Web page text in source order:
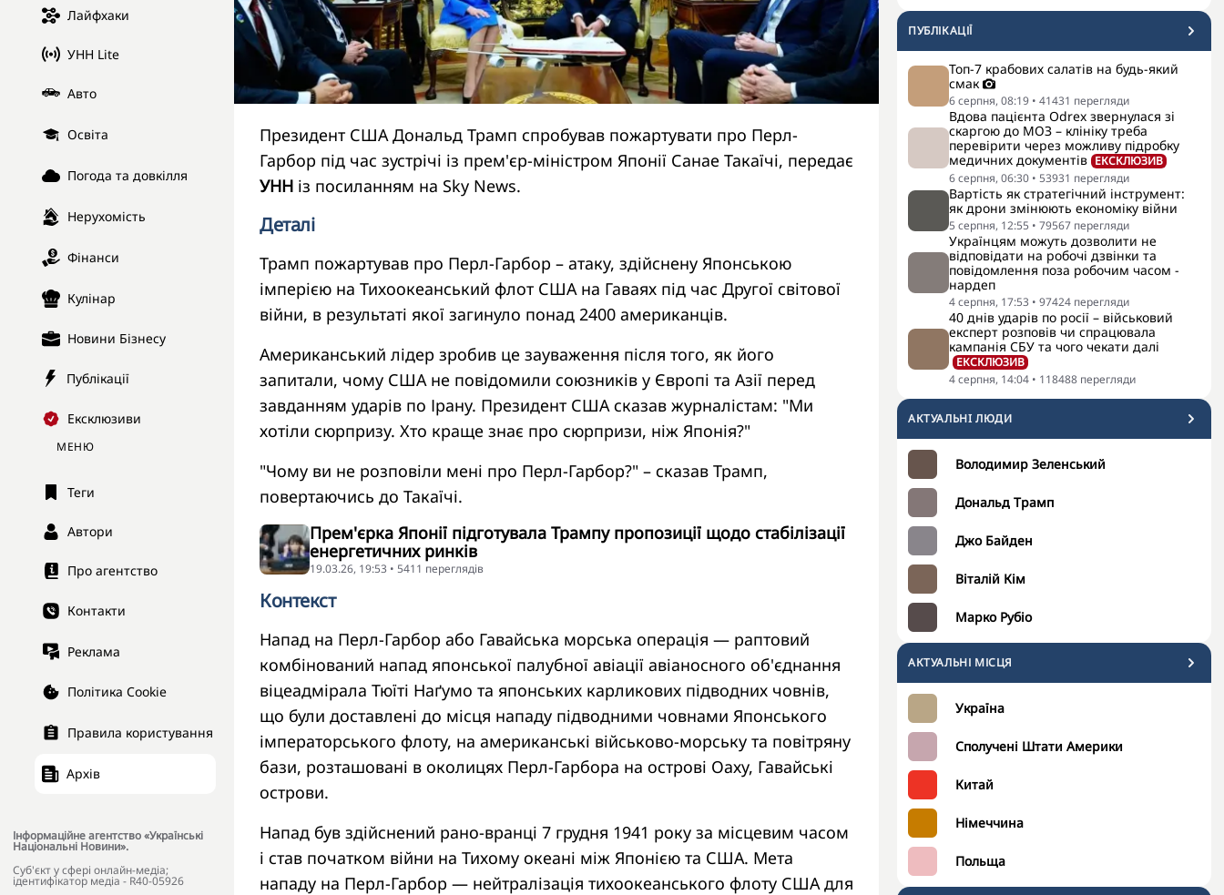
Лайфхаки
УНН Lite
Авто
Освіта
Погода та довкілля
Нерухомість
Фінанси
Кулінар
Новини Бізнесу
Публікації
Ексклюзиви
МЕНЮ
Теги
Автори
Про агентство
Контакти
Реклама
Політика Cookie
Правила користування
Архів
Інформаційне агентство «Українські
Національні Новини».
Cуб'єкт у сфері онлайн-медіа;
ідентифікатор медіа - R40-05926
ПУБЛІКАЦІЇ
Топ-7 крабових салатів на будь-який
смак
6 серпня, 08:19 • 41431 перегляди
Вдова пацієнта Odrex звернулася зі
скаргою до МОЗ – клініку треба
перевірити через можливу підробку
медичних документів ЕКСКЛЮЗИВ
6 серпня, 06:30 • 53931 перегляди
Вартість як стратегічний інструмент:
як дрони змінюють економіку війни
5 серпня, 12:55 • 79567 перегляди
Українцям можуть дозволити не
відповідати на робочі дзвінки та
повідомлення поза робочим часом -
нардеп
4 серпня, 17:53 • 97424 перегляди
40 днів ударів по росії – військовий
експерт розповів чи спрацювала
кампанія СБУ та чого чекати далі
ЕКСКЛЮЗИВ
4 серпня, 14:04 • 118488 перегляди
АКТУАЛЬНI ЛЮДИ
Володимир Зеленський
Дональд Трамп
Джо Байден
Віталій Кім
Марко Рубіо
АКТУАЛЬНІ МІСЦЯ
Україна
Сполучені Штати Америки
Китай
Німеччина
Польща
Президент США Дональд Трамп спробував пожартувати про Перл-
Гарбор під час зустрічі із прем'єр-міністром Японії Санае Такаїчі, передає
УНН із посиланням на Sky News.
Деталі
Трамп пожартував про Перл-Гарбор – атаку, здійснену Японською
імперією на Тихоокеанський флот США на Гаваях під час Другої світової
війни, в результаті якої загинуло понад 2400 американців.
Американський лідер зробив це зауваження після того, як його
запитали, чому США не повідомили союзників у Європі та Азії перед
завданням ударів по Ірану. Президент США сказав журналістам: "Ми
хотіли сюрпризу. Хто краще знає про сюрпризи, ніж Японія?"
"Чому ви не розповіли мені про Перл-Гарбор?" – сказав Трамп,
повертаючись до Такаїчі.
Прем'єрка Японії підготувала Трампу пропозиції щодо стабілізації
енергетичних ринків
19.03.26, 19:53 • 5411 переглядiв
Контекст
Напад на Перл-Гарбор або Гавайська морська операція — раптовий
комбінований напад японської палубної авіації авіаносного об'єднання
віцеадмірала Тюїті Наґумо та японських карликових підводних човнів,
що були доставлені до місця нападу підводними човнами Японського
імператорського флоту, на американські військово-морську та повітряну
бази, розташовані в околицях Перл-Гарбора на острові Оаху, Гавайські
острови.
Напад був здійснений рано-вранці 7 грудня 1941 року за місцевим часом
і став початком війни на Тихому океані між Японією та США. Мета
нападу на Перл-Гарбор — нейтралізація тихоокеанського флоту США для